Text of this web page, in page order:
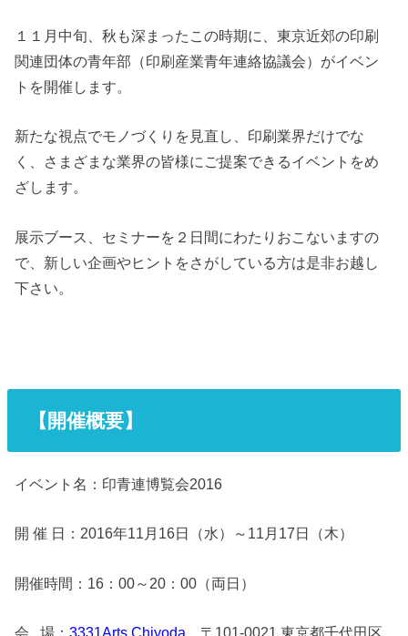
１１月中旬、秋も深まったこの時期に、東京近郊の印刷
関連団体の青年部（印刷産業青年連絡協議会）がイベン
トを開催します。
新たな視点でモノづくりを見直し、印刷業界だけでな
く、さまざまな業界の皆様にご提案できるイベントをめ
ざします。
展示ブース、セミナーを２日間にわたりおこないますの
で、新しい企画やヒントをさがしている方は是非お越し
下さい。
【開催概要】
イベント名：印青連博覧会2016
開 催 日：2016年11月16日（水）～11月17日（木）
開催時間：16：00～20：00（両日）
会 場：3331Arts Chiyoda 〒101-0021 東京都千代田区